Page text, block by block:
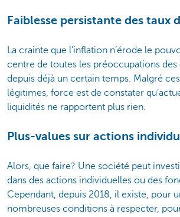
Faiblesse persistante des taux
La crainte que l’inflation n’érode le
centre de toutes les préoccupations
depuis déjà un certain temps. Malgré
légitimes, force est de constater
liquidités ne rapportent plus rien.
Plus-values sur actions
Alors, que faire? Une société peut
dans des actions individuelles ou des
Cependant, depuis 2018, il existe, pour
nombreuses conditions à respecter,